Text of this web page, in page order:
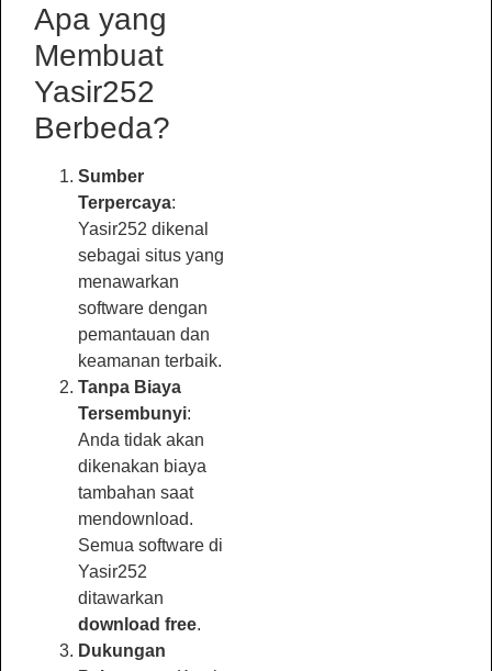
Apa yang
Membuat
Yasir252
Berbeda?
Sumber
Terpercaya:
Yasir252 dikenal
sebagai situs yang
menawarkan
software dengan
pemantauan dan
keamanan terbaik.
Tanpa Biaya
Tersembunyi:
Anda tidak akan
dikenakan biaya
tambahan saat
mendownload.
Semua software di
Yasir252
ditawarkan
download free.
Dukungan